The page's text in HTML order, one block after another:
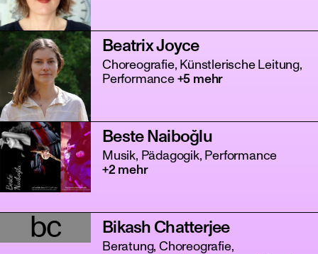
Beatrix Joyce
Choreografie, Künstlerische Leitung,
Performance+5 mehr
Beste Naiboğlu
Musik, Pädagogik, Performance
+2 mehr
bc Bikash Chatterjee
Beratung, Choreografie,